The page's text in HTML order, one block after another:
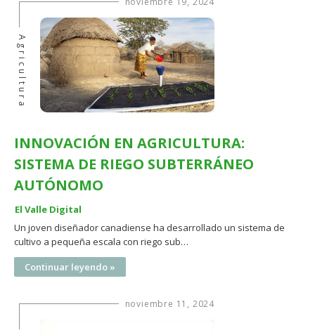
Agricultura
INNOVACIÓN EN AGRICULTURA:
SISTEMA DE RIEGO SUBTERRÁNEO
AUTÓNOMO
El Valle Digital
Un joven diseñador canadiense ha desarrollado un sistema de
cultivo a pequeña escala con riego sub…
Continuar leyendo »
noviembre 11, 2024